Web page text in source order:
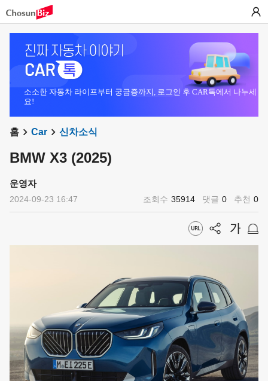
소소한 자동차 라이프부터 궁금증까지, 로그인 후 CAR톡에서 나누세
요!
홈 Car 신차소식
BMW X3 (2025)
운영자
2024-09-23 16:47 조회수 35914 댓글 0 추천 0